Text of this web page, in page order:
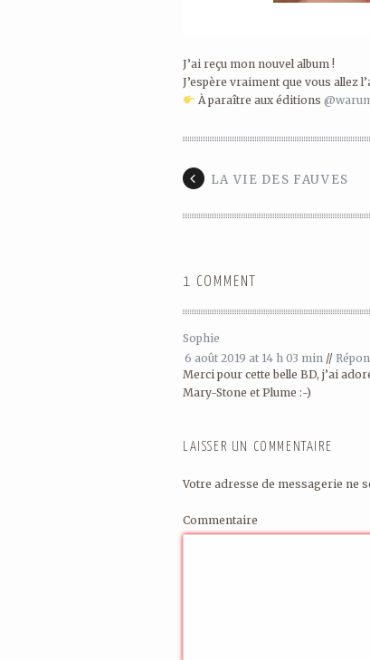
J’ai reçu mon nouvel album !
J’espère vraiment que vous allez
À paraître aux éditions
LA VIE DES FAUVES
1 COMMENT
Sophie
6 août 2019 at 14 h 03 min //
Merci pour cette belle BD, j’ai
Mary-Stone et Plume :-)
LAISSER UN COMMENTAIRE
Votre adresse de messagerie ne
Commentaire